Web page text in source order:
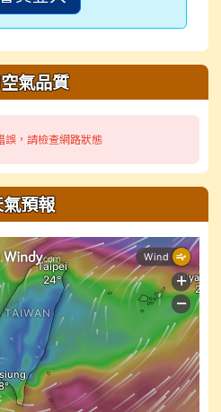
氣品質
，請檢查網路狀態
預報